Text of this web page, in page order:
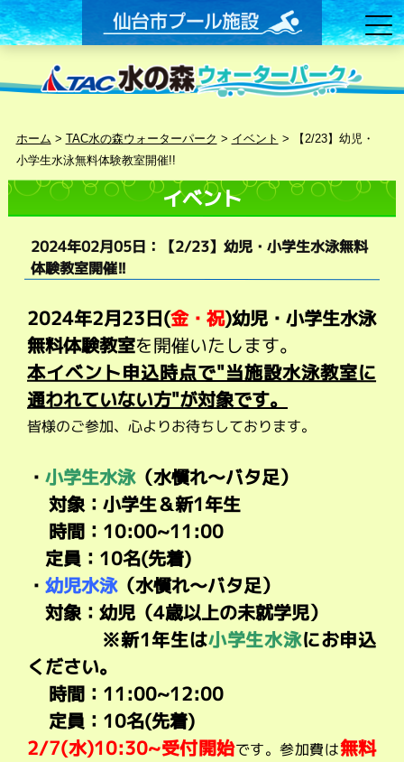
ホーム > TAC水の森ウォーターパーク > イベント >
【2/23】幼児・
小学生水泳無料体験教室開催!!
イベント
2024年02月05日：【2/23】幼児・小学生水泳無料
体験教室開催!!
2024年2月23日(金・祝)幼児・小学生水泳
無料体験教室を開催いたします。
本イベント申込時点で"当施設水泳教室に
通われていない方"が対象です。
皆様のご参加、心よりお待ちしております。
・小学生水泳（水慣れ～バタ足）
対象：小学生＆新1年生
時間：10:00~11:00
定員：10名(先着)
・幼児水泳（水慣れ～バタ足）
対象：幼児（4歳以上の未就学児）
※新1年生は小学生水泳にお申込
ください。
時間：11:00~12:00
定員：10名(先着)
2/7(水)10:30~受付開始です。参加費は無料